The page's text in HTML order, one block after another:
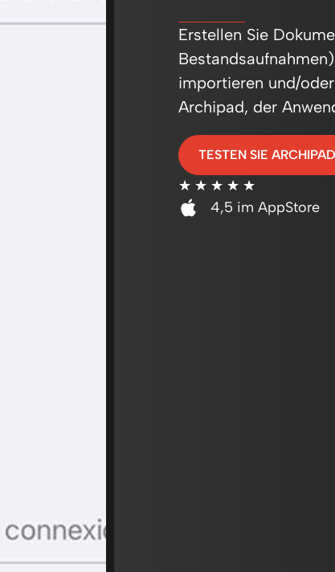
Erstellen Sie
importieren und/
Archipad, der
TESTEN SIE
☆ ☆ ☆ ☆ ☆
4,5 im AppStore